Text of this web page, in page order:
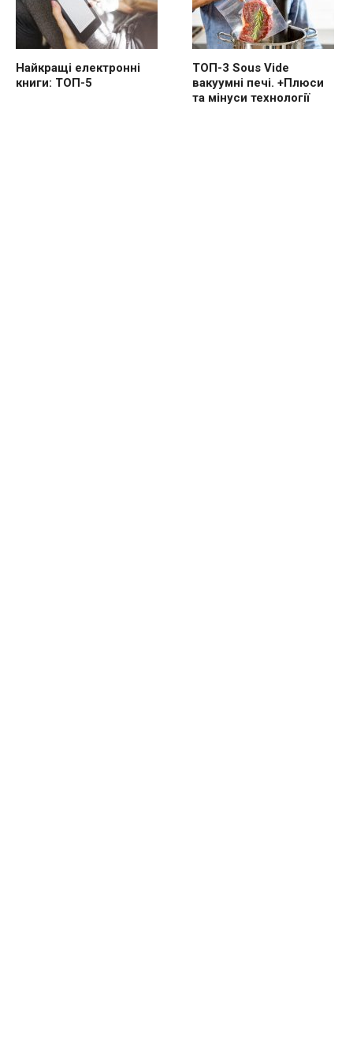
Найкращі електронні
книги: ТОП-5
ТОП-3 Sous Vide
вакуумні печі. +Плюси
та мінуси технології